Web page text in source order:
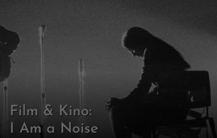
Film & Kino:
I Am a Noise